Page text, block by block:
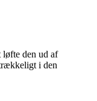
løfte den ud af
i den